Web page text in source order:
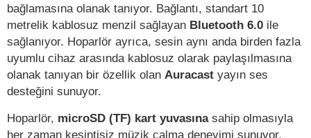
bağlamasına olanak tanıyor. Bağlantı, standart 10
metrelik kablosuz menzil sağlayan Bluetooth 6.0 ile
sağlanıyor. Hoparlör ayrıca, sesin aynı anda birden fazla
uyumlu cihaz arasında kablosuz olarak paylaşılmasına
olanak tanıyan bir özellik olan Auracast yayın ses
desteğini sunuyor.
Hoparlör, microSD (TF) kart yuvasına sahip olmasıyla
her zaman kesintisiz müzik çalma deneyimi sunuyor.